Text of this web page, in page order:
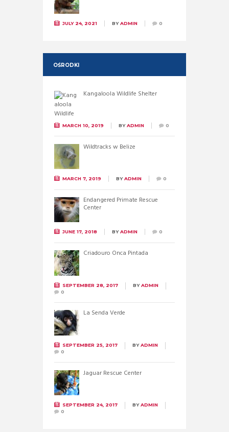
JULY 24, 2021 BYADMIN 0
OŚRODKI
Kangaloola Wildlife Shelter
MARCH 10, 2019 BYADMIN 0
Wildtracks w Belize
MARCH 7, 2019 BYADMIN 0
Endangered Primate Rescue
Center
JUNE 17, 2018 BYADMIN 0
Criadouro Onca Pintada
SEPTEMBER 28, 2017 BYADMIN
0
La Senda Verde
SEPTEMBER 25, 2017 BYADMIN
0
Jaguar Rescue Center
SEPTEMBER 24, 2017 BYADMIN
0